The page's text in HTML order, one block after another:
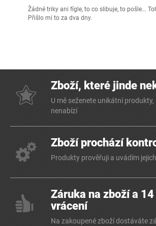
Žádné triky ani fígle, to co slibuje, to pošle...
Přišlo mi to za dva dny.
Zboží, které jinde
U mě seženete unikátní
nenabízí
Zboží prochází
Produkty prověřuji a uvádím
Záruka na zboží a
vrácení
Na zakoupené zboží dostáváte